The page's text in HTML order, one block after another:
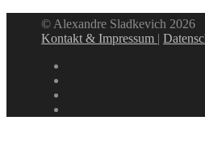
© Alexandre Sladkevich 2026
Kontakt & Impressum |